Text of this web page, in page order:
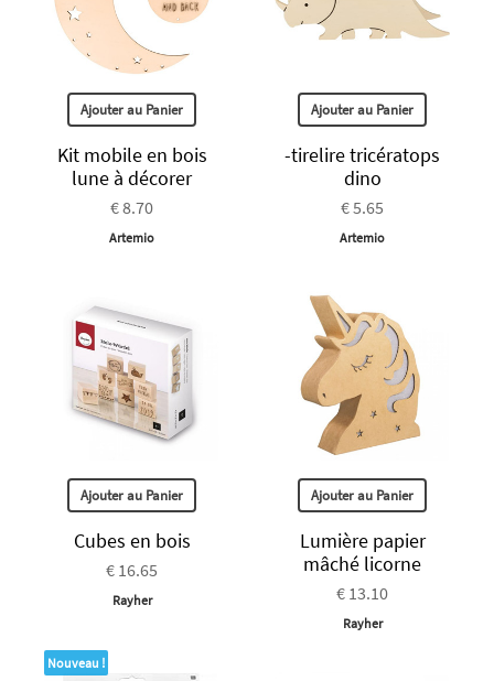
Ajouter au Panier
Kit mobile en bois
lune à décorer
€ 8.70
Artemio
Ajouter au Panier
-tirelire tricératops
dino
€ 5.65
Artemio
Ajouter au Panier
Cubes en bois
€ 16.65
Rayher
Ajouter au Panier
Lumière papier
mâché licorne
€ 13.10
Rayher
Nouveau !